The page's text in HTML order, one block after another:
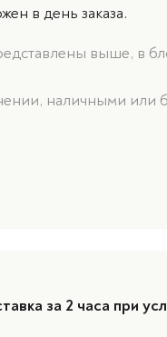
в день заказа.
выше, в
наличными или
за 2 часа при